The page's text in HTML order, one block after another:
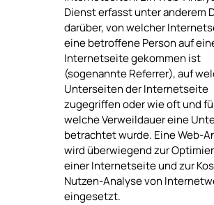
Dienst erfasst unter anderem
darüber, von welcher
eine betroffene Person auf
Internetseite gekommen ist
(sogenannte Referrer), auf
Unterseiten der Internetseite
zugegriffen oder wie oft und
welche Verweildauer eine
betrachtet wurde. Eine Web-
wird überwiegend zur
einer Internetseite und zur
Nutzen-Analyse von
eingesetzt.